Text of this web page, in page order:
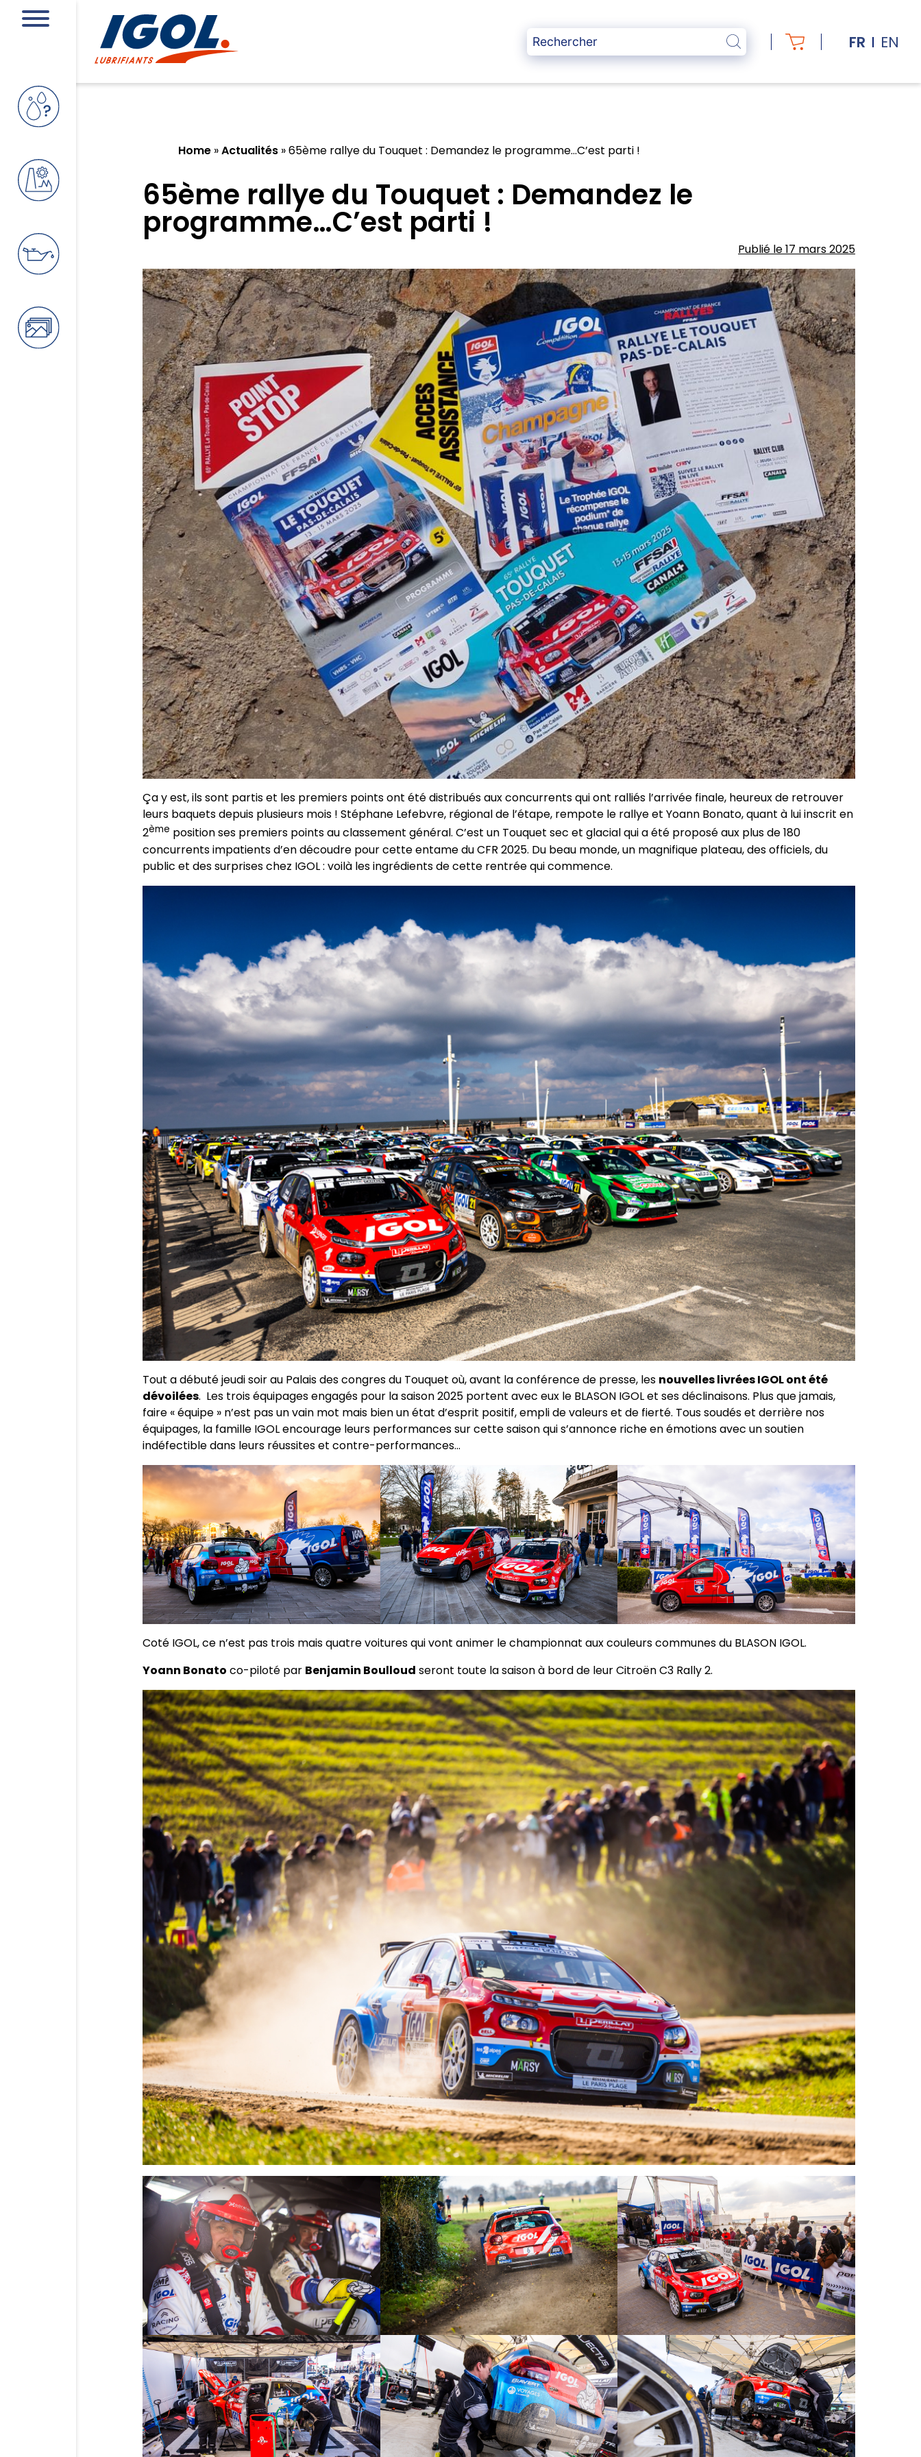
FR EN
Home »Actualités »65ème rallye du Touquet : Demandez le programme…C’est parti !
65ème rallye du Touquet : Demandez le
programme…C’est parti !
Publié le 17 mars 2025
Ça y est, ils sont partis et les premiers points ont été distribués aux concurrents qui ont ralliés l’arrivée finale, heureux de retrouver
leurs baquets depuis plusieurs mois ! Stéphane Lefebvre, régional de l’étape, rempote le rallye et Yoann Bonato, quant à lui inscrit en
2ème position ses premiers points au classement général. C’est un Touquet sec et glacial qui a été proposé aux plus de 180
concurrents impatients d’en découdre pour cette entame du CFR 2025. Du beau monde, un magnifique plateau, des officiels, du
public et des surprises chez IGOL : voilà les ingrédients de cette rentrée qui commence.
Tout a débuté jeudi soir au Palais des congres du Touquet où, avant la conférence de presse, les nouvelles livrées IGOL ont été
dévoilées. Les trois équipages engagés pour la saison 2025 portent avec eux le BLASON IGOL et ses déclinaisons. Plus que jamais,
faire « équipe » n’est pas un vain mot mais bien un état d’esprit positif, empli de valeurs et de fierté. Tous soudés et derrière nos
équipages, la famille IGOL encourage leurs performances sur cette saison qui s’annonce riche en émotions avec un soutien
indéfectible dans leurs réussites et contre-performances…
Coté IGOL, ce n’est pas trois mais quatre voitures qui vont animer le championnat aux couleurs communes du BLASON IGOL.
Yoann Bonato co-piloté par Benjamin Boulloud seront toute la saison à bord de leur Citroën C3 Rally 2.